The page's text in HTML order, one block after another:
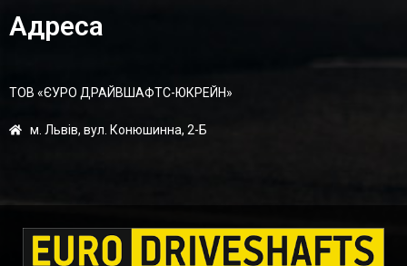
Адреса
ТОВ «ЄУРО ДРАЙВШАФТC-ЮКРЕЙН»
м. Львів, вул. Конюшинна, 2-Б